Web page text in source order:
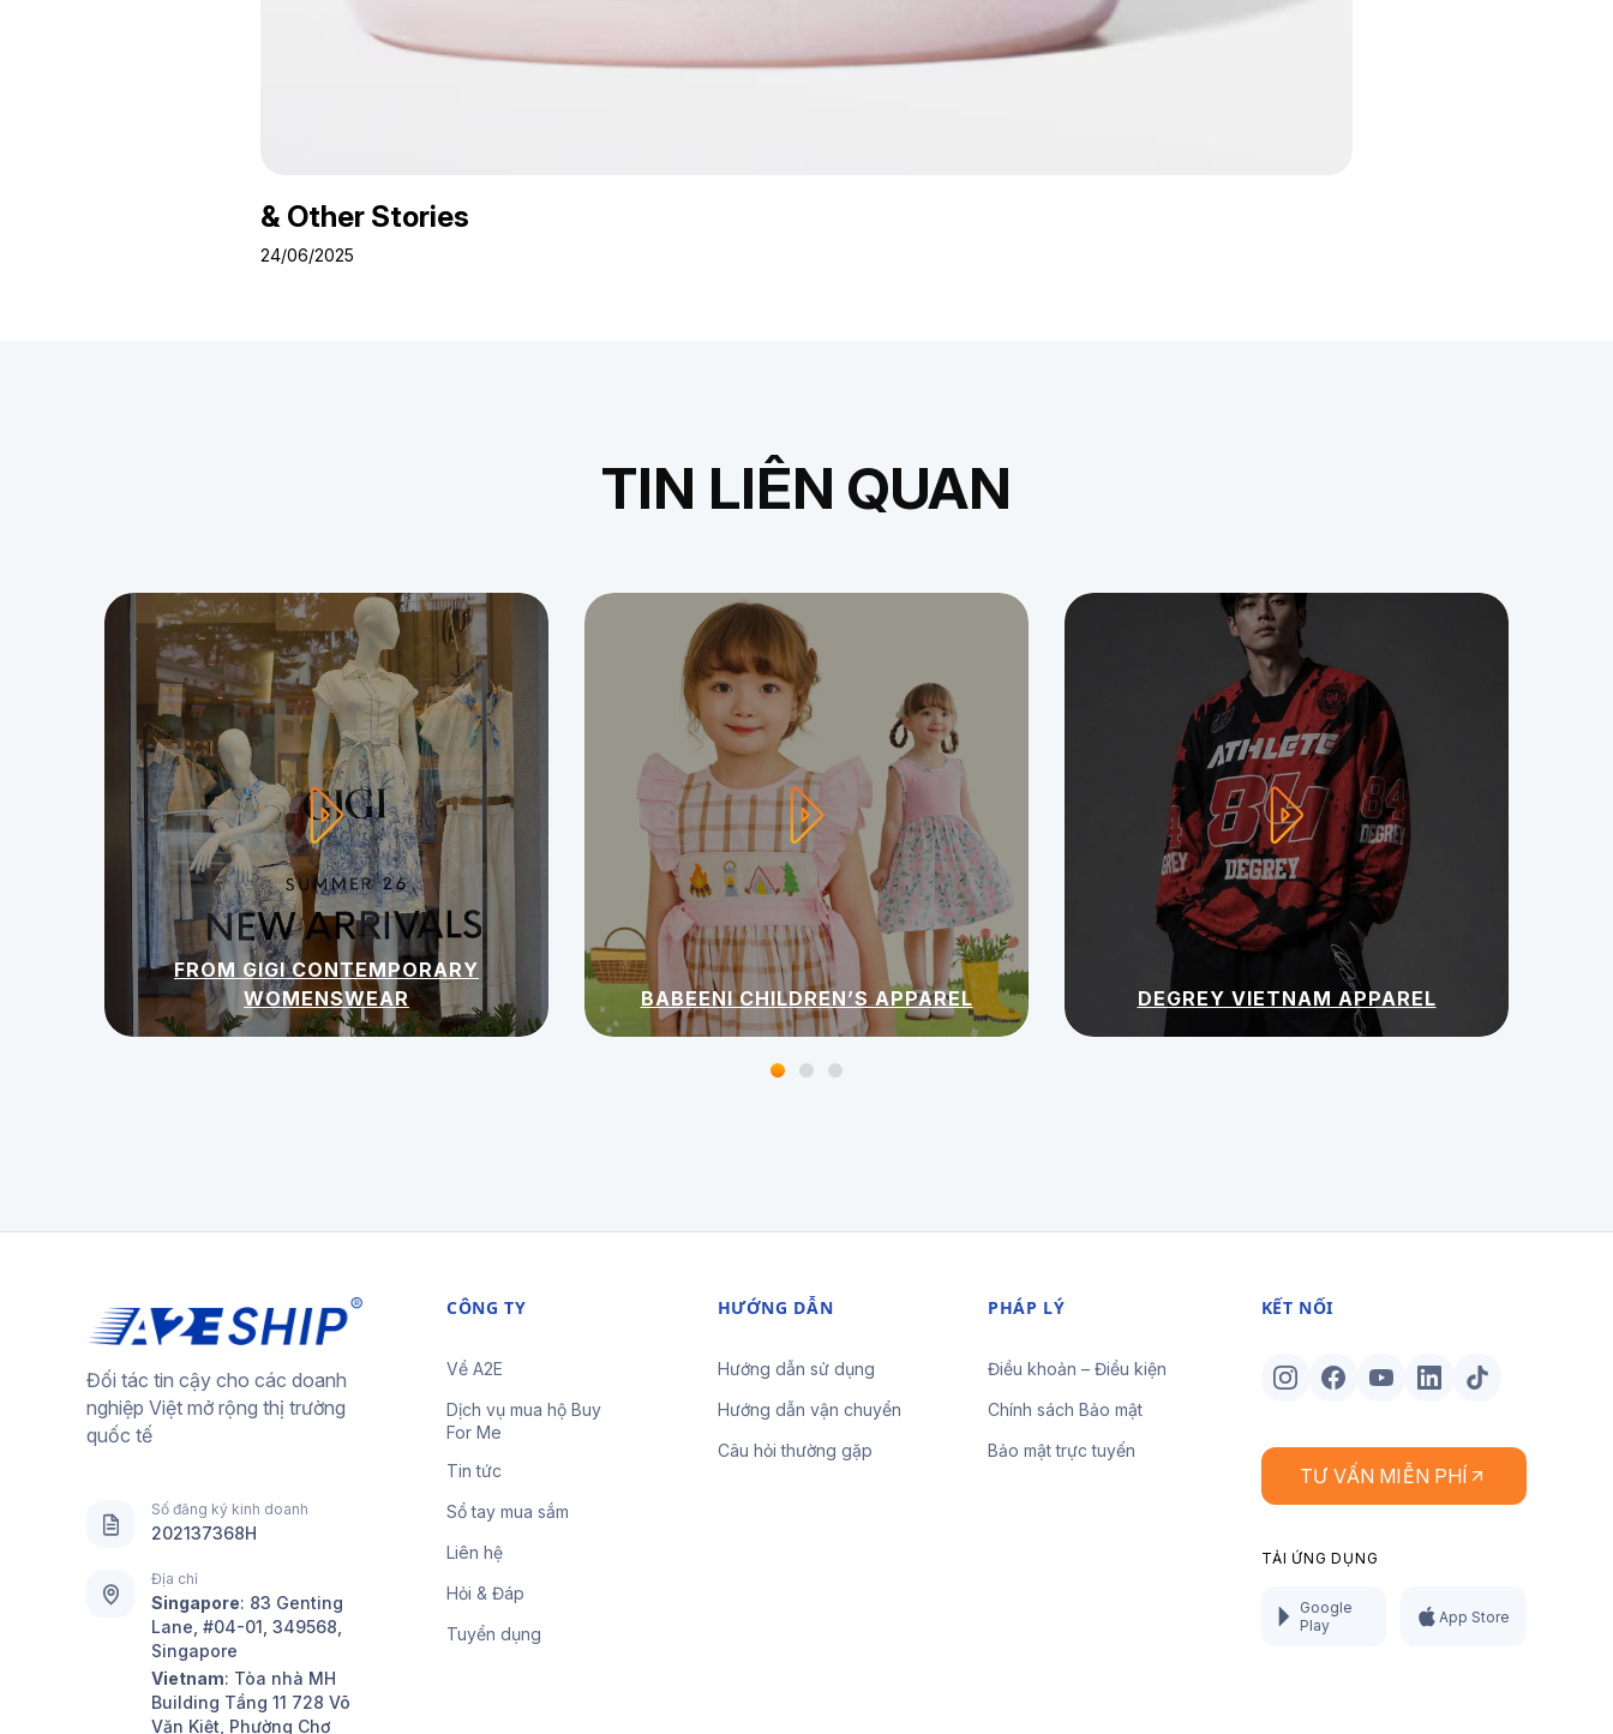
& Other Stories
24/06/2025
TIN LIÊN QUAN
FROM GIGI CONTEMPORARY
WOMENSWEAR
BABEENI CHILDREN’S APPAREL DEGREY VIETNAM APPAREL
Đối tác tin cậy cho các doanh
nghiệp Việt mở rộng thị trường
quốc tế
Số đăng ký kinh doanh
202137368H
Địa chỉ
Singapore: 83 Genting
Lane, #04-01, 349568,
Singapore
Vietnam: Tòa nhà MH
Building Tầng 11 728 Võ
Văn Kiệt, Phường Chợ
CÔNG TY
Về A2E
Dịch vụ mua hộ Buy
For Me
Tin tức
Sổ tay mua sắm
Liên hệ
Hỏi & Đáp
Tuyển dụng
HƯỚNG DẪN
Hướng dẫn sử dụng
Hướng dẫn vận chuyển
Câu hỏi thường gặp
PHÁP LÝ
Điều khoản – Điều kiện
Chính sách Bảo mật
Bảo mật trực tuyến
KẾT NỐI
TƯ VẤN MIỄN PHÍ
TẢI ỨNG DỤNG
Google
Play
App Store